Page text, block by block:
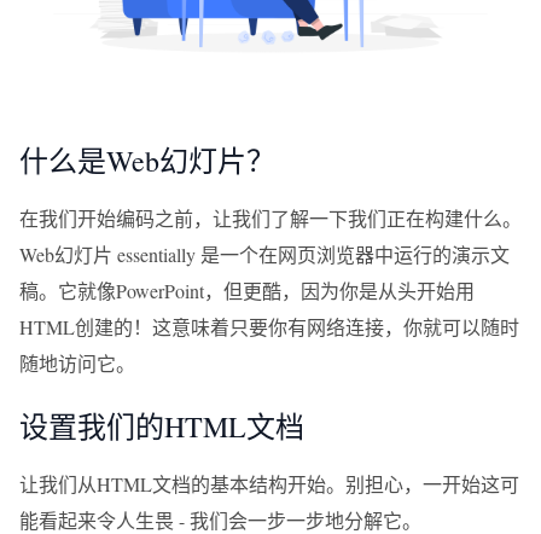
什么是Web幻灯片？
在我们开始编码之前，让我们了解一下我们正在构建什么。
Web幻灯片 essentially 是一个在网页浏览器中运行的演示文
稿。它就像PowerPoint，但更酷，因为你是从头开始用
HTML创建的！这意味着只要你有网络连接，你就可以随时
随地访问它。
设置我们的HTML文档
让我们从HTML文档的基本结构开始。别担心，一开始这可
能看起来令人生畏 - 我们会一步一步地分解它。